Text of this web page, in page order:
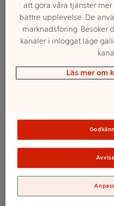
slitet hår
Elvital
Välj butik
att göra våra tjänster
bättre upplevelse. De
marknadsföring. Besöker
kanaler i inloggat läge
Läs mer om